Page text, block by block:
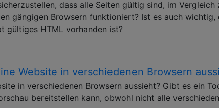
dass alle Seiten gültig sind, im Vergleich
gängigen Browsern funktioniert? Ist es auch wichtig,
gültiges HTML vorhanden ist?
Website in verschiedenen Browsern
in verschiedenen Browsern aussieht? Gibt es ein
bereitstellen kann, obwohl nicht alle